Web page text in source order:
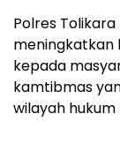
Polres
meningkatkan
kepada
kamtibmas
wilayah